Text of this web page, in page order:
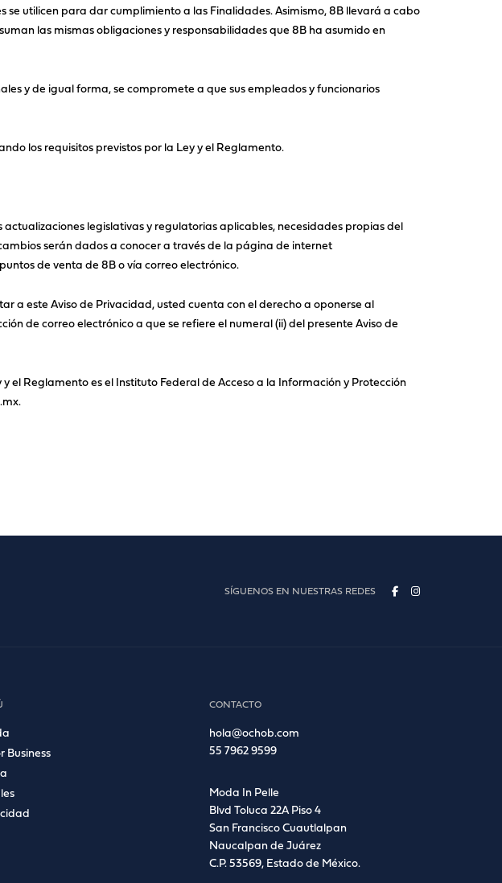
se utilicen para dar cumplimiento a las Finalidades. Asimismo, 8B llevará a cabo
las mismas obligaciones y responsabilidades que 8B ha asumido en
y de igual forma, se compromete a que sus empleados y funcionarios
los requisitos previstos por la Ley y el Reglamento.
legislativas y regulatorias aplicables, necesidades propias del
serán dados a conocer a través de la página de internet
de venta de 8B o vía correo electrónico.
a este Aviso de Privacidad, usted cuenta con el derecho a oponerse al
de correo electrónico a que se refiere el numeral (ii) del presente Aviso de
Reglamento es el Instituto Federal de Acceso a la Información y Protección
SÍGUENOS EN NUESTRAS REDES
Business
CONTACTO
hola@ochob.com
55 7962 9599
Moda In Pelle
Blvd Toluca 22A Piso 4
San Francisco Cuautlalpan
Naucalpan de Juárez
C.P. 53569, Estado de México.